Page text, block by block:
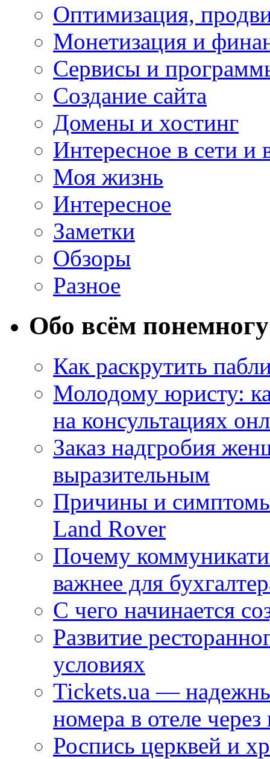
Оптимизация,
Монетизация и
Сервисы и
Создание сайта
Домены и хостинг
Интересное в сети и
Моя жизнь
Интересное
Заметки
Обзоры
Разное
Обо всём понемногу
Как раскрутить
Молодому юристу:
на консультациях
Заказ надгробия
выразительным
Причины и
Land Rover
Почему
важнее для
С чего начинается
Развитие
условиях
Tickets.ua —
номера в отеле через
Роспись церквей и